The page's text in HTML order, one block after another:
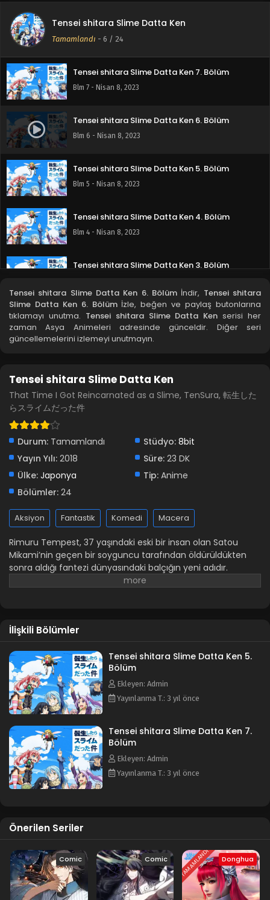
Tensei shitara Slime Datta Ken
Tamamlandı - 6 / 24
Tensei shitara Slime Datta Ken 8. Bölüm
Blm 8 - Nisan 8, 2023
Tensei shitara Slime Datta Ken 7. Bölüm
Blm 7 - Nisan 8, 2023
Tensei shitara Slime Datta Ken 6. Bölüm
Blm 6 - Nisan 8, 2023
Tensei shitara Slime Datta Ken 5. Bölüm
Blm 5 - Nisan 8, 2023
Tensei shitara Slime Datta Ken 4. Bölüm
Blm 4 - Nisan 8, 2023
Tensei shitara Slime Datta Ken 3. Bölüm
Tensei shitara Slime Datta Ken 2. Bölüm
Blm 2 - Nisan 8, 2023
Blm 1 - Nisan 8, 2023
Tensei shitara Slime Datta Ken 6. Bölüm İndir, Tensei shitara
Slime Datta Ken 6. Bölümİzle, beğen ve paylaş butonlarına
tıklamayı unutma. Tensei shitara Slime Datta Ken serisi her
zaman Asya Animeleri adresinde günceldir. Diğer seri
güncellemelerini izlemeyi unutmayın.
Tensei shitara Slime Datta Ken
That Time I Got Reincarnated as a Slime, TenSura, 転生した
らスライムだった件
Durum: Tamamlandı Stüdyo: 8bit
Yayın Yılı: 2018 Süre: 23 DK
Ülke: Japonya Tip: Anime
Bölümler: 24
Aksiyon Fantastik Komedi Macera
Rimuru Tempest, 37 yaşındaki eski bir insan olan Satou
Mikami’nin geçen bir soyguncu tarafından öldürüldükten
sonra aldığı fantezi dünyasındaki balçığın yeni adıdır.
Sıradan, boş geçmiş yaşamını geride bırakıp, eşsiz
İlişkili Bölümler
Tensei shitara Slime Datta Ken 5.
Bölüm
Ekleyen: Admin
Yayınlanma T.: 3 yıl önce
Tensei shitara Slime Datta Ken 7.
Bölüm
Ekleyen: Admin
Yayınlanma T.: 3 yıl önce
Önerilen Seriler
Comic Comic TAMAMLANDI Donghua